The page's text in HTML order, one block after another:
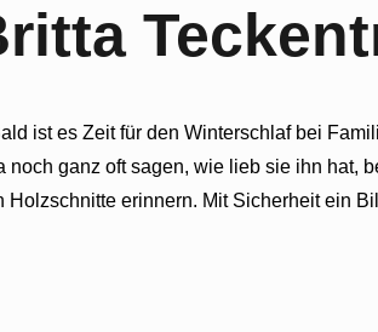
ist es Zeit für den Winterschlaf bei
ganz oft sagen, wie lieb sie ihn hat,
erinnern. Mit Sicherheit ein